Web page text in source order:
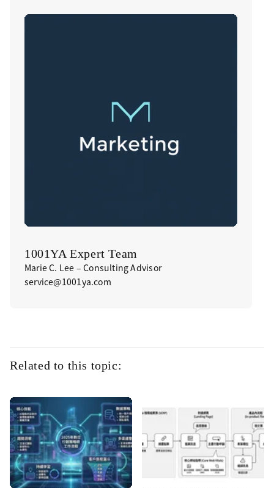
1001YA Expert Team
Marie C. Lee – Consulting Advisor
service@1001ya.com
Related to this topic: